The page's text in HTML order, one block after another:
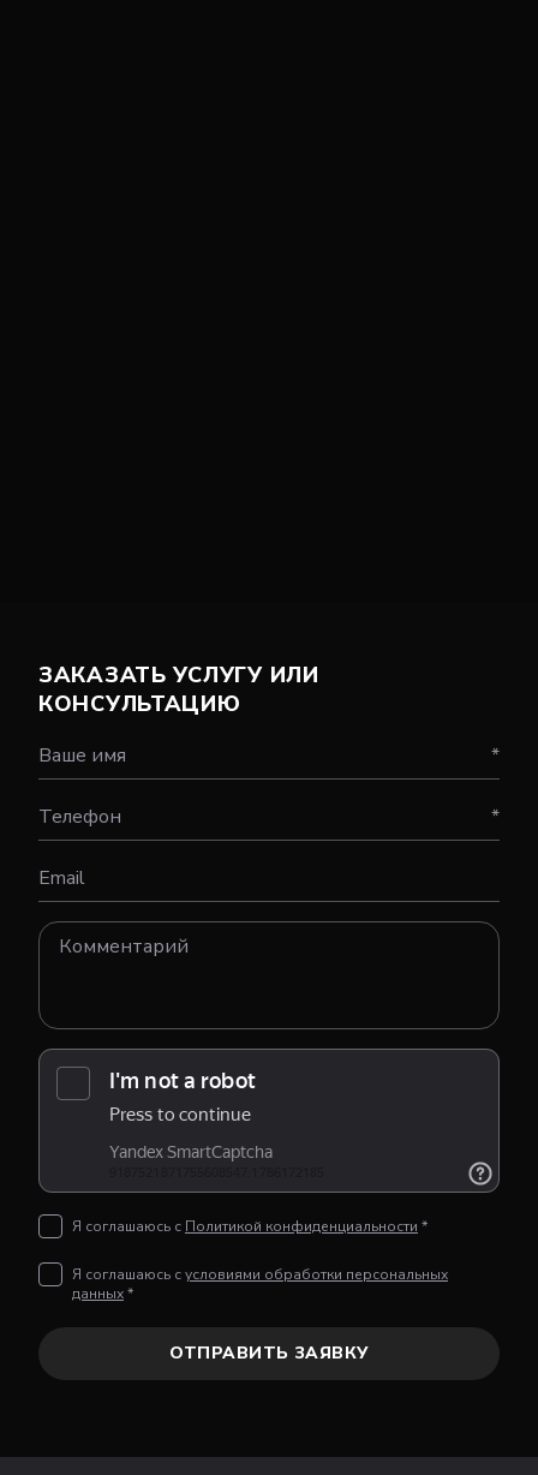
ЗАКАЗАТЬ УСЛУГУ ИЛИ
КОНСУЛЬТАЦИЮ
Ваше имя *
Телефон *
Email
Я соглашаюсь с Политикой конфиденциальности *
Я соглашаюсь сусловиями обработки персональных
данных*
ОТПРАВИТЬ ЗАЯВКУ